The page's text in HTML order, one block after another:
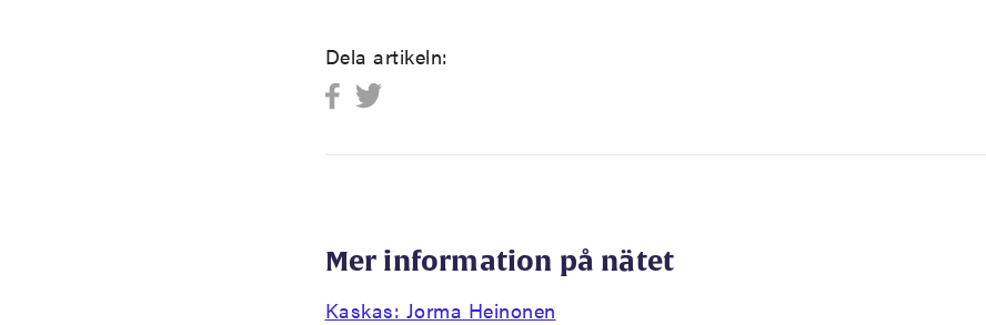
Dela artikeln:
Mer information på nätet
Kaskas: Jorma Heinonen